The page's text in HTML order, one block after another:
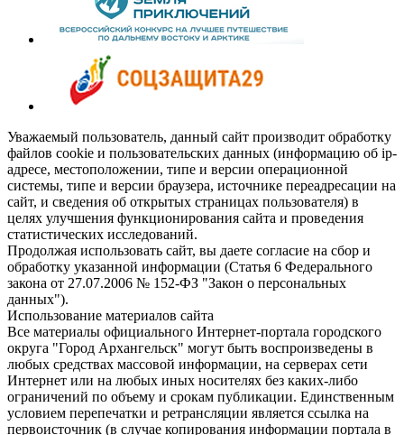
Уважаемый пользователь, данный сайт производит обработку
файлов cookie и пользовательских данных (информацию об ip-
адресе, местоположении, типе и версии операционной
системы, типе и версии браузера, источнике переадресации на
сайт, и сведения об открытых страницах пользователя) в
целях улучшения функционирования сайта и проведения
статистических исследований.
Продолжая использовать сайт, вы даете согласие на сбор и
обработку указанной информации (Статья 6 Федерального
закона от 27.07.2006 № 152-ФЗ "Закон о персональных
данных").
Использование материалов сайта
Все материалы официального Интернет-портала городского
округа "Город Архангельск" могут быть воспроизведены в
любых средствах массовой информации, на серверах сети
Интернет или на любых иных носителях без каких-либо
ограничений по объему и срокам публикации. Единственным
условием перепечатки и ретрансляции является ссылка на
первоисточник (в случае копирования информации портала в